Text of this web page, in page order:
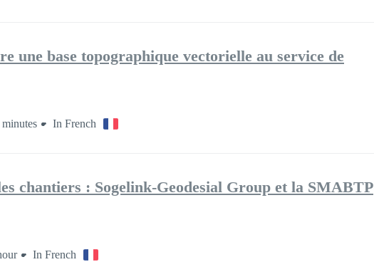
une base topographique vectorielle au service de
In French
chantiers : Sogelink-Geodesial Group et la SMABTP
In French